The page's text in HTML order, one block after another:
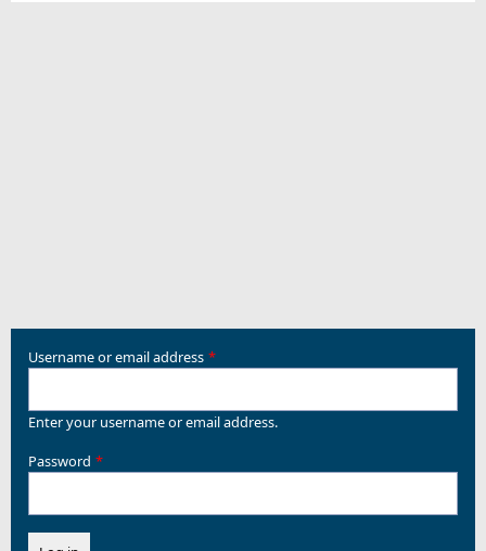
Username or email address
Enter your username or email address.
Password